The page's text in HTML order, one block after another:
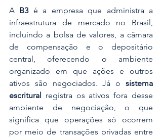
A B3 é a empresa que administra a
infraestrutura de mercado no Brasil,
incluindo a bolsa de valores, a câmara
de compensação e o depositário
central, oferecendo o ambiente
organizado em que ações e outros
ativos são negociados. Já o sistema
escritural registra os ativos fora desse
ambiente de negociação, o que
significa que operações só ocorrem
por meio de transações privadas entre